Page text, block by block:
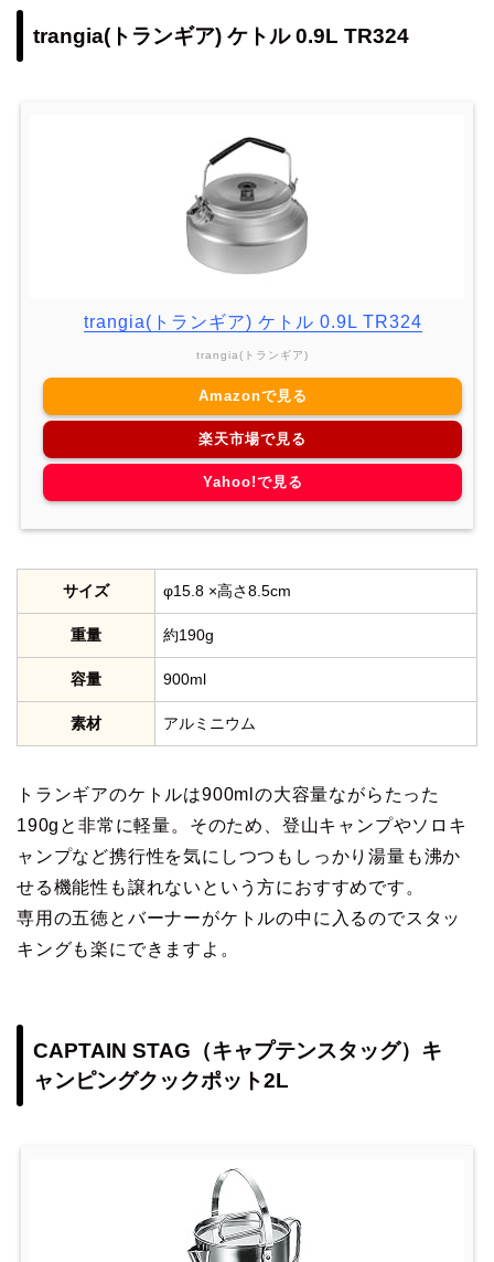
trangia(トランギア) ケトル 0.9L TR324
trangia(トランギア) ケトル 0.9L TR324
trangia(トランギア)
Amazonで見る
楽天市場で見る
Yahoo!で見る
サイズ φ15.8 ×高さ8.5cm
重量 約190g
容量 900ml
素材 アルミニウム
トランギアのケトルは900mlの大容量ながらたった
190gと非常に軽量。そのため、登山キャンプやソロキ
ャンプなど携行性を気にしつつもしっかり湯量も沸か
せる機能性も譲れないという方におすすめです。
専用の五徳とバーナーがケトルの中に入るのでスタッ
キングも楽にできますよ。
CAPTAIN STAG（キャプテンスタッグ）キ
ャンピングクックポット2L